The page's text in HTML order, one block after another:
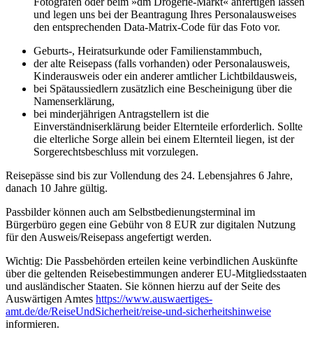
und legen uns bei der Beantragung Ihres Personalausweises
den entsprechenden Data-Matrix-Code für das Foto vor.
Geburts-, Heiratsurkunde oder Familienstammbuch,
der alte Reisepass (falls vorhanden) oder Personalausweis,
Kinderausweis oder ein anderer amtlicher Lichtbildausweis,
bei Spätaussiedlern zusätzlich eine Bescheinigung über die
Namenserklärung,
bei minderjährigen Antragstellern ist die
Einverständniserklärung beider Elternteile erforderlich. Sollte
die elterliche Sorge allein bei einem Elternteil liegen, ist der
Sorgerechtsbeschluss mit vorzulegen.
Reisepässe sind bis zur Vollendung des 24. Lebensjahres 6 Jahre,
danach 10 Jahre gültig.
Passbilder können auch am Selbstbedienungsterminal im
Bürgerbüro gegen eine Gebühr von 8 EUR zur digitalen Nutzung
für den Ausweis/Reisepass angefertigt werden.
Wichtig: Die Passbehörden erteilen keine verbindlichen Auskünfte
über die geltenden Reisebestimmungen anderer EU-Mitgliedsstaaten
und ausländischer Staaten. Sie können hierzu auf der Seite des
Auswärtigen Amtes https://www.auswaertiges-
amt.de/de/ReiseUndSicherheit/reise-und-sicherheitshinweise
informieren.